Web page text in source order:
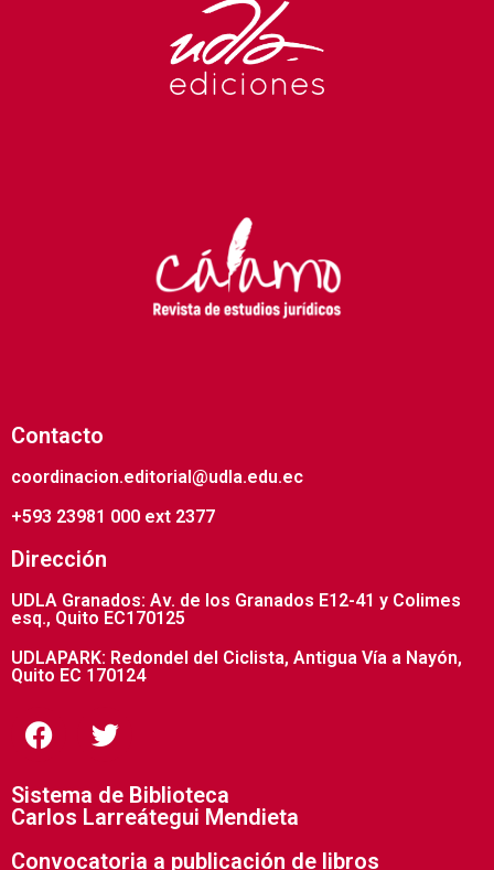
Contacto
coordinacion.editorial@udla.edu.ec
+593 23981 000 ext 2377
Dirección
UDLA Granados: Av. de los Granados E12-41 y Colimes
esq., Quito EC170125
UDLAPARK: Redondel del Ciclista, Antigua Vía a Nayón,
Quito EC 170124
Sistema de Biblioteca
Carlos Larreátegui Mendieta
Convocatoria a publicación de libros